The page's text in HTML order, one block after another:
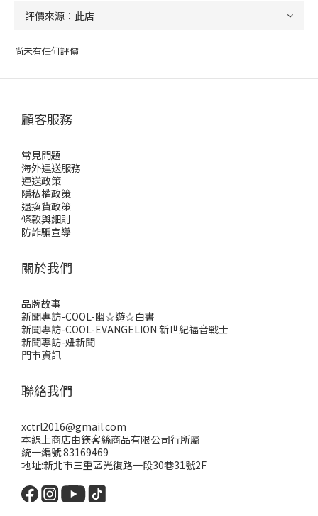
尚未有任何評價
顧客服務
常見問題
海外運送服務
運送政策
隱私權政策
退換貨政策
條款與細則
防詐騙宣導
關於我們
品牌故事
新聞專訪-COOL-幽☆遊☆白書
新聞專訪-COOL-EVANGELION 新世紀福音戰士
新聞專訪-妞新聞
門市資訊
聯絡我們
xctrl2016@gmail.com
本線上商店由鎂客絲商品有限公司行所屬
統一編號:83169469
地址:新北市三重區光復路一段30巷31號2F